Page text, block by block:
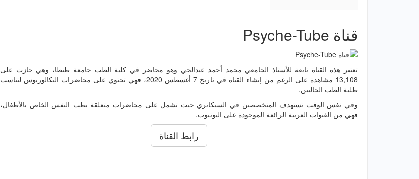
قناة Psyche-Tube
تعتبر هذه القناة تابعة للأستاذ الجامعي محمد أحمد عبدالحي وهو محاضر في كلية الطب جامعة طنطا، وهي حازت على
13,108 مشاهدة على الرغم من إنشاء القناة في تاريخ 7 أغسطس 2020، فهي تحتوي على محاضرات البكالوريوس لتناسب
طلبة الطب الحاليين.
وفي نفس الوقت تستهدف المتخصصين في السيكاتري حيث تشمل على محاضرات متعلقة بطب النفس الخاص بالأطفال،
فهي من القنوات العربية الرائعة الموجودة على اليوتيوب.
رابط القناة